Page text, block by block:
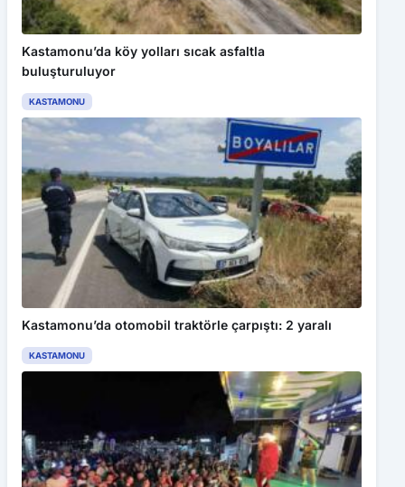
Kastamonu’da köy yolları sıcak asfaltla
buluşturuluyor
KASTAMONU
Kastamonu’da otomobil traktörle çarpıştı: 2 yaralı
KASTAMONU